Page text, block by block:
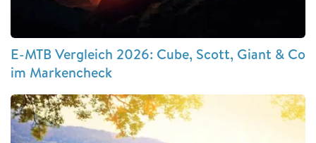
E-MTB Vergleich 2026: Cube, Scott, Giant & Co
im Markencheck